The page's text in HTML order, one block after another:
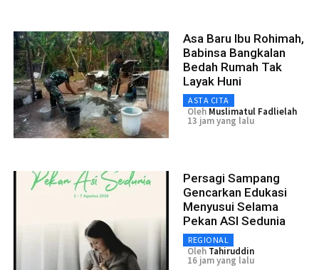
Asa Baru Ibu Rohimah,
Babinsa Bangkalan
Bedah Rumah Tak
Layak Huni
ASTA CITA
Oleh Muslimatul Fadlielah
13 jam yang lalu
Persagi Sampang
Gencarkan Edukasi
Menyusui Selama
Pekan ASI Sedunia
REGIONAL
Oleh Tahiruddin
16 jam yang lalu